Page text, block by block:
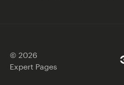
© 2026
Expert Pages